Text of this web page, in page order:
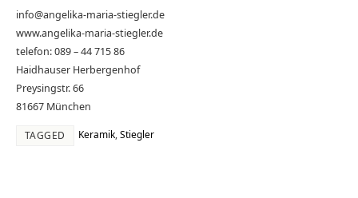
info@angelika-maria-stiegler.de
www.angelika-maria-stiegler.de
telefon: 089 – 44 715 86
Haidhauser Herbergenhof
Preysingstr. 66
81667 München
TAGGED Keramik,Stiegler